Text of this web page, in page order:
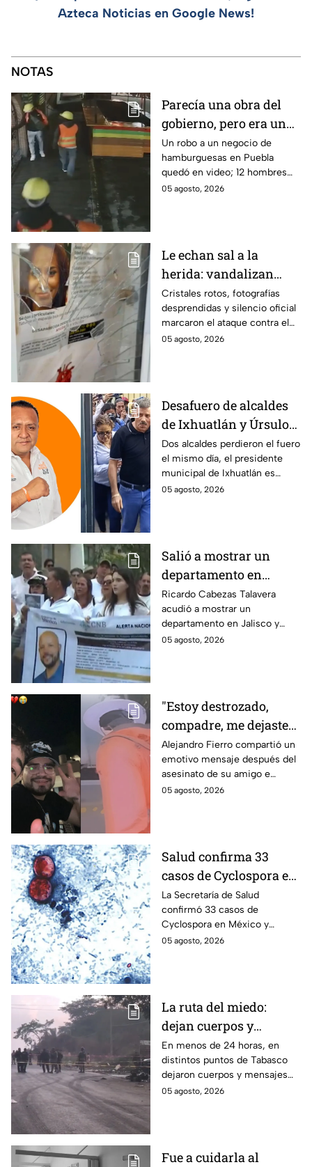
Azteca Noticias en Google News!
NOTAS
Parecía una obra del
gobierno, pero era un
robo planeado: Así
saquearon negocio de
hamburguesas en
Puebla
Un robo a un negocio de
hamburguesas en Puebla
quedó en video; 12 hombres
habrían fingido ser
05 agosto, 2026
Le echan sal a la
herida: vandalizan
memorial de
desaparecidos en
Veracruz en medio de
crisis
Cristales rotos, fotografías
desprendidas y silencio oficial
marcaron el ataque contra el
memorial de desaparecidos,
05 agosto, 2026
Desafuero de alcaldes
de Ixhuatlán y Úrsulo
Galván: uno de ellos
está implicado en el
asesinato de la
periodista Roxana
Dos alcaldes perdieron el fuero
el mismo día, el presidente
municipal de Ixhuatlán es
investigado por el secuestro y
05 agosto, 2026
Salió a mostrar un
departamento en
Zapopan y no volvió a
casa: Buscan a Ricardo
Cabezas Talavera en
Jalisco
Ricardo Cabezas Talavera
acudió a mostrar un
departamento en Jalisco y
después desapareció;
05 agosto, 2026
"Estoy destrozado,
compadre, me dejaste":
Así reaccionó
Alejandro Fierro al
asesinato del
influencer César
Alejandro Fierro compartió un
emotivo mensaje después del
asesinato de su amigo e
influencer César Gastélum;
05 agosto, 2026
Salud confirma 33
casos de Cyclospora en
México: ¿en qué estado
se reportan los brotes
de diarrea explosiva?
La Secretaría de Salud
confirmó 33 casos de
Cyclospora en México y
mantiene investigaciones en
05 agosto, 2026
La ruta del miedo:
dejan cuerpos y
mensajes criminales
en carreteras de
Tabasco en un solo día
En menos de 24 horas, en
distintos puntos de Tabasco
dejaron cuerpos y mensajes
criminales en varias carreteras
05 agosto, 2026
Fue a cuidarla al